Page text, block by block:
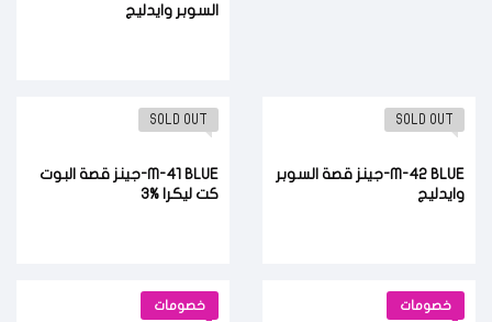
السوبر وايدليج
SOLD OUT
M-42 BLUE-جينز قصة السوبر
وايدليج
SOLD OUT
M-41 BLUE-جينز قصة البوت
كت ليكرا %3
خصومات خصومات